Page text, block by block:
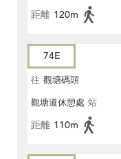
距離 120m
74E
往 觀塘碼頭
觀塘道休憩處 站
距離 110m